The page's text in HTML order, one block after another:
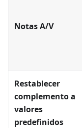
Notas A/V
Restablecer
complemento a
valores
predefinidos